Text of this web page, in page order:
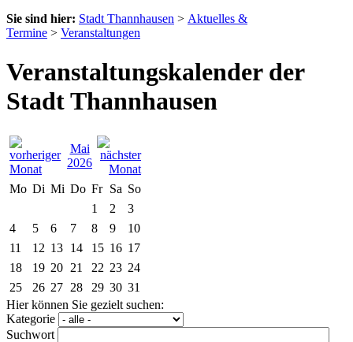
Sie sind hier: Stadt Thannhausen > Aktuelles &
Termine > Veranstaltungen
Veranstaltungskalender der
Stadt Thannhausen
Mai
2026
Mo Di Mi Do Fr Sa So
1
2
3
4
5 6 7 8 9
10
11
12 13 14 15 16 17
18
19 20 21 22 23 24
25
26 27 28 29 30 31
Hier können Sie gezielt suchen:
Kategorie
Suchwort